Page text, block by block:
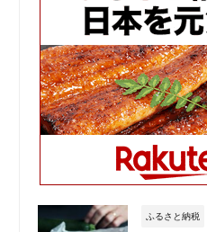
ふるさと納税